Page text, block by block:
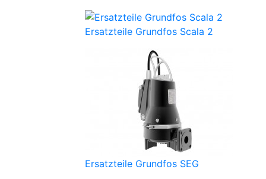
Ersatzteile Grundfos Scala 2
Ersatzteile Grundfos SEG